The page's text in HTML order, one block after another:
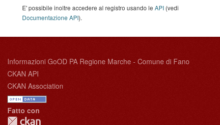
E' possibile inoltre accedere al registro usando le API (vedi
Documentazione API).
Informazioni GoOD PA Regione Marche - Comune di Fano
CKAN API
CKAN Association
Fatto con